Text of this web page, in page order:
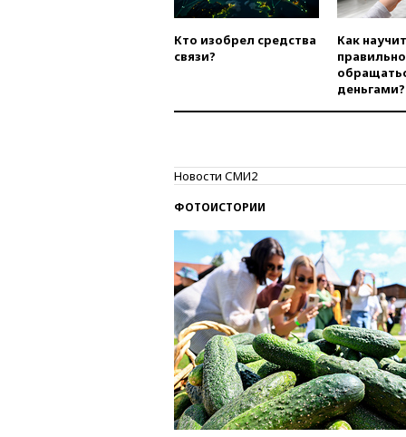
Кто изобрел средства
связи?
Как
правильно
деньгами?
Новости СМИ2
ФОТОИСТОРИИ